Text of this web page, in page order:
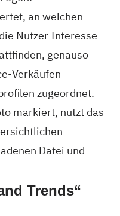
an welchen
Nutzer Interesse
genauso
Verkäufen
zugeordnet.
markiert, nutzt das
Datei und
Trends“